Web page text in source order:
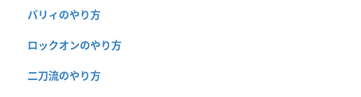
パリィのやり方
ロックオンのやり方
二刀流のやり方